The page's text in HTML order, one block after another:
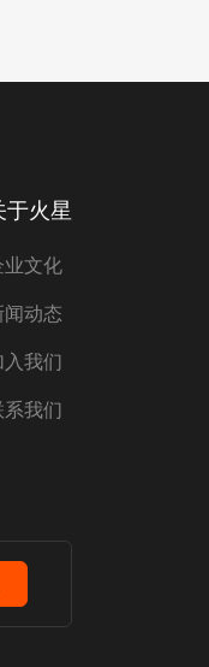
于火星
业文化
闻动态
入我们
我们